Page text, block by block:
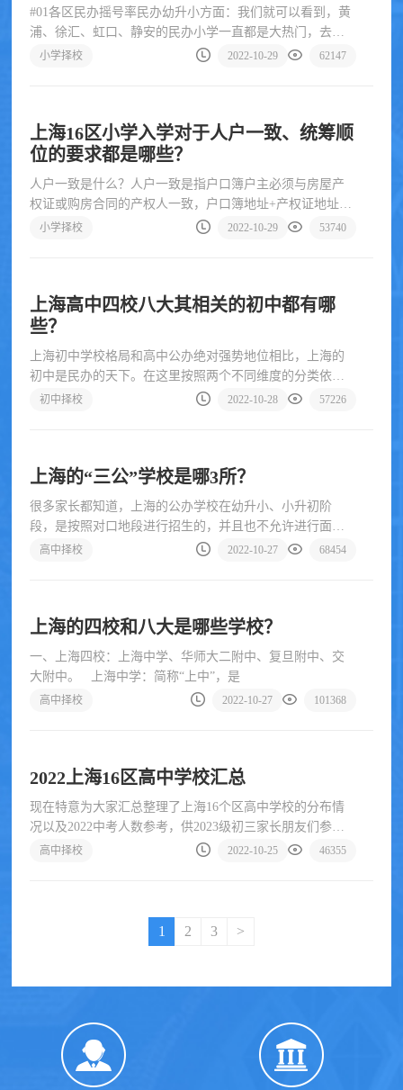
#01各区民办摇号率民办幼升小方面：我们就可以看到，黄
浦、徐汇、虹口、静安的民办小学一直都是大热门，去年
100%摇号，今
2022-10-29 62147
小学择校
上海16区小学入学对于人户一致、统筹顺
位的要求都是哪些？
人户一致是什么？人户一致是指户口簿户主必须与房屋产
权证或购房合同的产权人一致，户口簿地址+产权证地址一
致。孩子与户主是直
2022-10-29 53740
小学择校
上海高中四校八大其相关的初中都有哪
些？
上海初中学校格局和高中公办绝对强势地位相比，上海的
初中是民办的天下。在这里按照两个不同维度的分类依次
向大家做个介绍。分类
2022-10-28 57226
初中择校
上海的“三公”学校是哪3所？
很多家长都知道，上海的公办学校在幼升小、小升初阶
段，是按照对口地段进行招生的，并且也不允许进行面试
和生源挑选。但是，有三
2022-10-27 68454
高中择校
上海的四校和八大是哪些学校？
一、上海四校：上海中学、华师大二附中、复旦附中、交
大附中。 上海中学：简称“上中”，是
2022-10-27 101368
高中择校
2022上海16区高中学校汇总
现在特意为大家汇总整理了上海16个区高中学校的分布情
况以及2022中考人数参考，供2023级初三家长朋友们参
考，赶快收藏
2022-10-25 46355
高中择校
1 2 3 >